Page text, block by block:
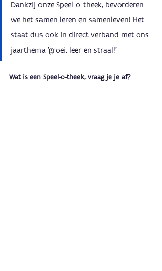
Dankzij onze Speel-o-theek, bevorderen
we het samen leren en samenleven! Het
staat dus ook in direct verband met ons
jaarthema 'groei, leer en straal!'
Wat is een Speel-o-theek, vraag je je af?